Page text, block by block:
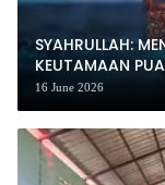
SYAHRULLAH:
KEUTAMAAN
16 June 2026